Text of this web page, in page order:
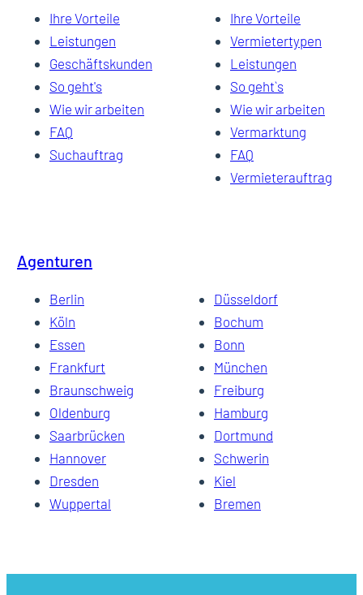
Ihre Vorteile
Leistungen
Geschäftskunden
So geht's
Wie wir arbeiten
FAQ
Suchauftrag
Ihre Vorteile
Vermietertypen
Leistungen
So geht`s
Wie wir arbeiten
Vermarktung
FAQ
Vermieterauftrag
Agenturen
Berlin
Düsseldorf
Köln
Bochum
Essen
Bonn
Frankfurt
München
Braunschweig
Freiburg
Oldenburg
Hamburg
Saarbrücken
Dortmund
Hannover
Schwerin
Dresden
Kiel
Wuppertal
Bremen